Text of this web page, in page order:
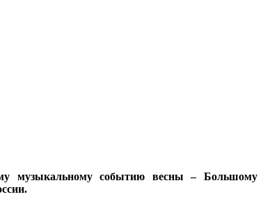
музыкальному событию весны – Большому